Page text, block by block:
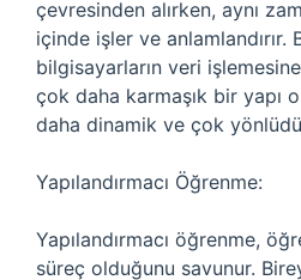
çevresinden alırken, aynı
içinde işler ve anlamlandırır.
bilgisayarların veri
çok daha karmaşık bir yapı
daha dinamik ve çok
Yapılandırmacı Öğrenme:
Yapılandırmacı öğrenme,
süreç olduğunu savunur.